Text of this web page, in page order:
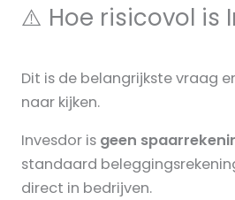
⚠️ Hoe risicovol is
Dit is de belangrijkste vraag
naar kijken.
Invesdor is geen
standaard
direct in bedrijven.